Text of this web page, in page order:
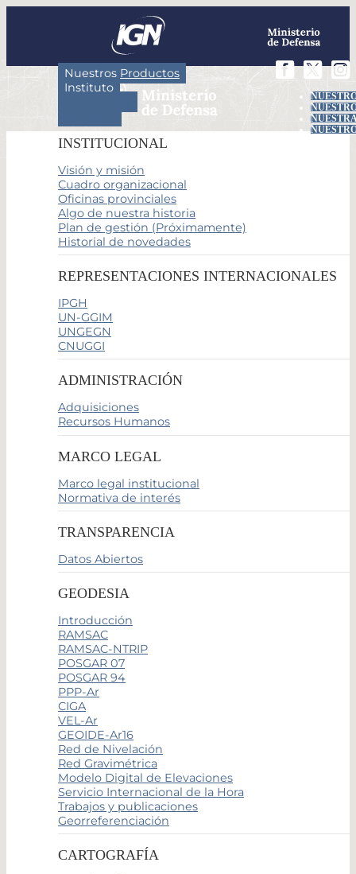
Nuestros Productos
Instituto
INSTITUCIONAL
Visión y misión
Cuadro organizacional
Oficinas provinciales
Algo de nuestra historia
Plan de gestión (Próximamente)
Historial de novedades
REPRESENTACIONES INTERNACIONALES
IPGH
UN-GGIM
UNGEGN
CNUGGI
ADMINISTRACIÓN
Adquisiciones
Recursos Humanos
MARCO LEGAL
Marco legal institucional
Normativa de interés
TRANSPARENCIA
Datos Abiertos
GEODESIA
Introducción
RAMSAC
RAMSAC-NTRIP
POSGAR 07
POSGAR 94
PPP-Ar
CIGA
VEL-Ar
GEOIDE-Ar16
Red de Nivelación
Red Gravimétrica
Modelo Digital de Elevaciones
Servicio Internacional de la Hora
Trabajos y publicaciones
Georreferenciación
CARTOGRAFÍA